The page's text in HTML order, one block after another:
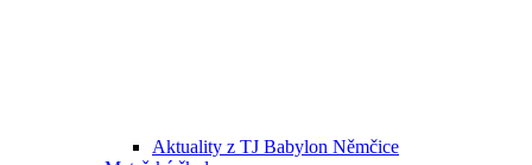
Aktuality z TJ Babylon Němčice